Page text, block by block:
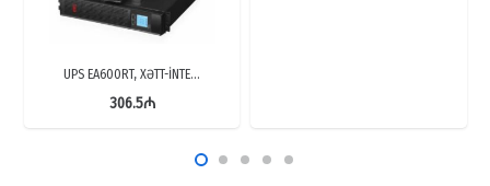
UPS EA600RT, XƏTT-İNTE…
306.5₼